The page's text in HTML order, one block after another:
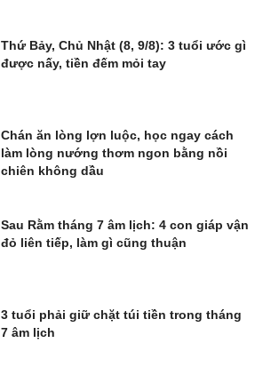
Thứ Bảy, Chủ Nhật (8, 9/8): 3 tuổi ước gì
được nấy, tiền đếm mỏi tay
Chán ăn lòng lợn luộc, học ngay cách
làm lòng nướng thơm ngon bằng nồi
chiên không dầu
Sau Rằm tháng 7 âm lịch: 4 con giáp vận
đỏ liên tiếp, làm gì cũng thuận
3 tuổi phải giữ chặt túi tiền trong tháng
7 âm lịch